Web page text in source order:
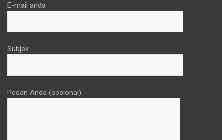
E-mail anda
Subjek
Pesan Anda (opsional)